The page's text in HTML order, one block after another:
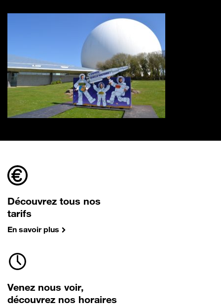
Découvrez tous nos
tarifs
En savoir plus
Venez nous voir,
découvrez nos horaires